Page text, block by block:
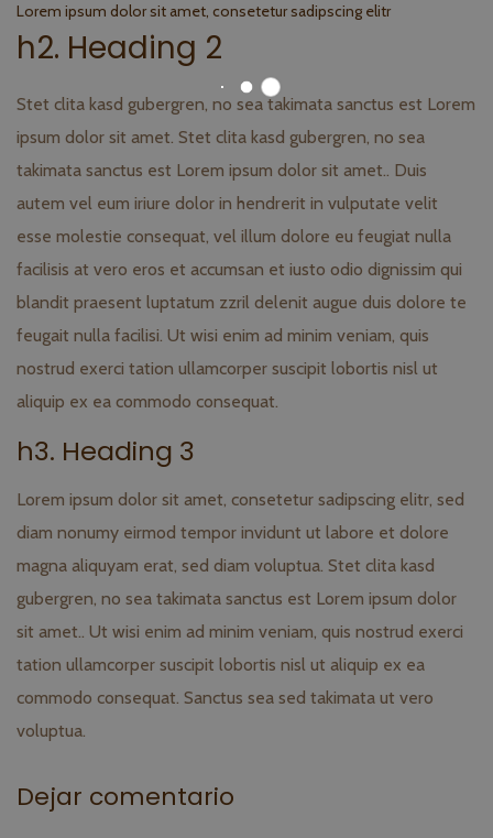
Lorem ipsum dolor sit amet, consetetur sadipscing elitr
h2. Heading 2
Stet clita kasd gubergren, no sea takimata sanctus est Lorem
ipsum dolor sit amet. Stet clita kasd gubergren, no sea
takimata sanctus est Lorem ipsum dolor sit amet.. Duis
autem vel eum iriure dolor in hendrerit in vulputate velit
esse molestie consequat, vel illum dolore eu feugiat nulla
facilisis at vero eros et accumsan et iusto odio dignissim qui
blandit praesent luptatum zzril delenit augue duis dolore te
feugait nulla facilisi. Ut wisi enim ad minim veniam, quis
nostrud exerci tation ullamcorper suscipit lobortis nisl ut
aliquip ex ea commodo consequat.
h3. Heading 3
Lorem ipsum dolor sit amet, consetetur sadipscing elitr, sed
diam nonumy eirmod tempor invidunt ut labore et dolore
magna aliquyam erat, sed diam voluptua. Stet clita kasd
gubergren, no sea takimata sanctus est Lorem ipsum dolor
sit amet.. Ut wisi enim ad minim veniam, quis nostrud exerci
tation ullamcorper suscipit lobortis nisl ut aliquip ex ea
commodo consequat. Sanctus sea sed takimata ut vero
voluptua.
Dejar comentario